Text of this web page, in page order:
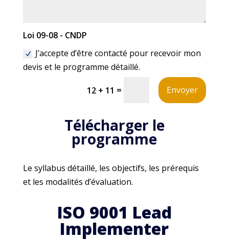
Loi 09-08 - CNDP
J’accepte d’être contacté pour recevoir mon
devis et le programme détaillé.
12 + 11 = Envoyer
Télécharger le
programme
Le syllabus détaillé, les objectifs, les prérequis
et les modalités d’évaluation.
ISO 9001 Lead
Implementer